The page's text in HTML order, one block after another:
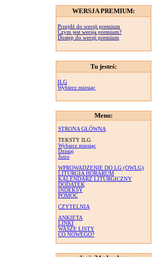
WERSJA PREMIUM:
Przejdź do wersji premium
Czym jest wersja premium?
Dostęp do wersji premium
Tu jesteś:
ILG
Wybierz miesiąc
Menu:
STRONA GŁÓWNA
TEKSTY ILG
Wybierz miesiąc
Dzisiaj
Jutro
WPROWADZENIE DO LG (OWLG)
LITURGIA HORARUM
KALENDARZ LITURGICZNY
DODATEK
INDEKSY
POMOC
CZYTELNIA
ANKIETA
LINKI
WASZE LISTY
CO NOWEGO?